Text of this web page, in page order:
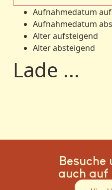
Aufnahmedatum
Aufnahmedatum
Alter aufsteigend
Alter absteigend
Lade ...
Besuche
auch auf